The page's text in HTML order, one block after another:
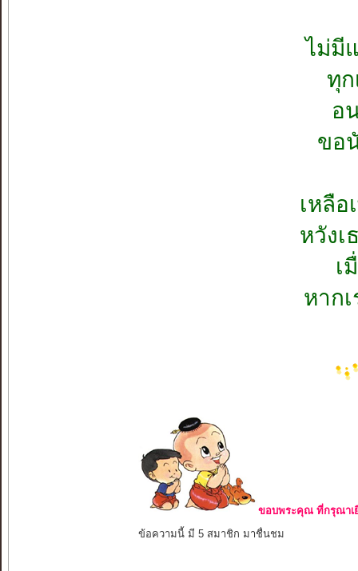
ไม่มี
ทุก
อ
ขอ
เหลื
หวัง
เ
หาก
ขอบพระคุณ ที่กรุณาเ
ข้อความนี้ มี 5 สมาชิก มาชื่นชม